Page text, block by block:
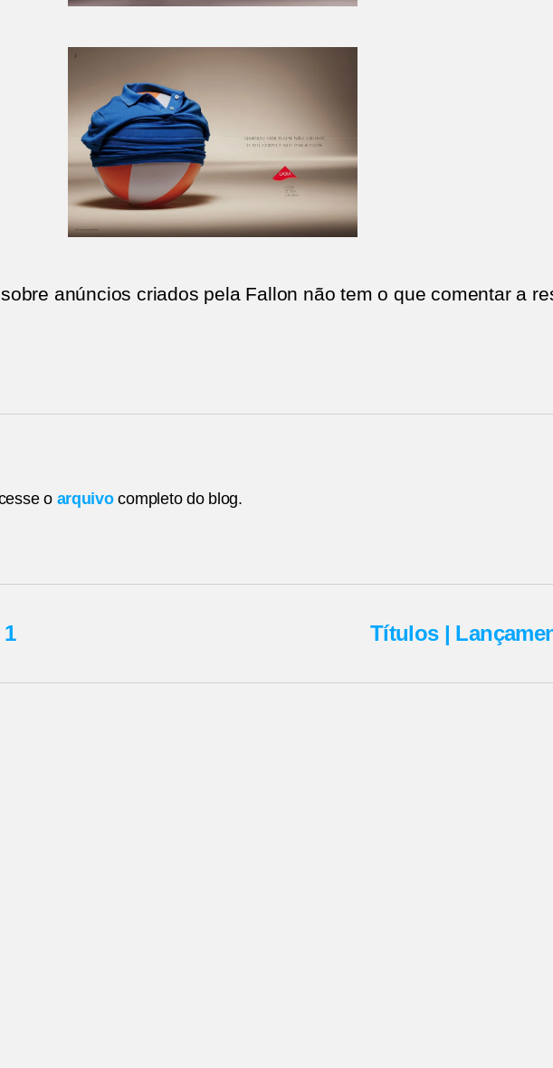
anúncios criados pela Fallon não tem o que comentar a
o arquivocompleto do blog.
Títulos |